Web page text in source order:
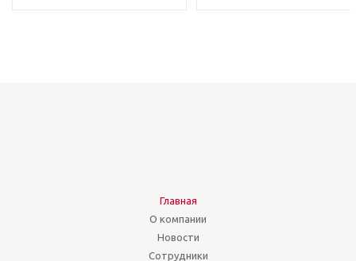
Главная
О компании
Новости
Сотрудники